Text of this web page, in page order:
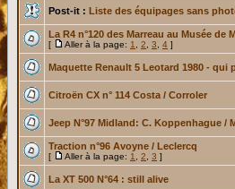
Post-it : Liste des équipages sans
La R4 n°120 des Marreau au Musée de
[ Aller à la page: 1 2 3 4 ]
Maquette Renault 5 Leotard 1980 - qui
Citroën CX n° 114 Costa / Corroler
Jeep N°97 Midland: C. Koppenhague /
Traction n°96 Avoyne / Leclercq
[ Aller à la page: 1 2 3 ]
La XT 500 N°64 : still alive